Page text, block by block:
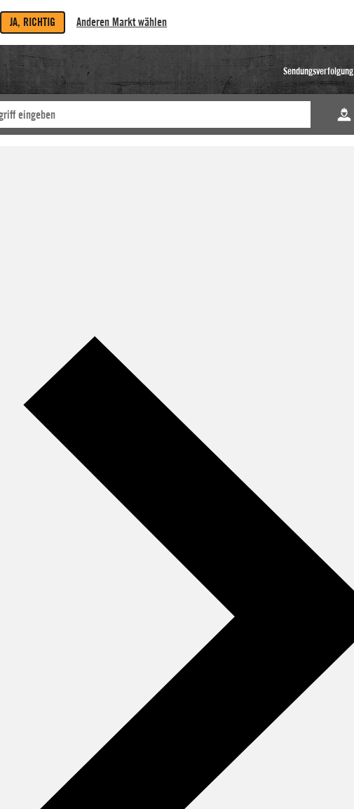
JA, RICHTIG Anderen Markt wählen
Sendungsverfolgung